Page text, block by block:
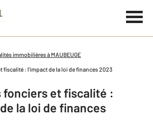
immobilières à MAUBEUGE
fiscalité : l’impact de la loi de finances 2023
fonciers et fiscalité :
la loi de finances